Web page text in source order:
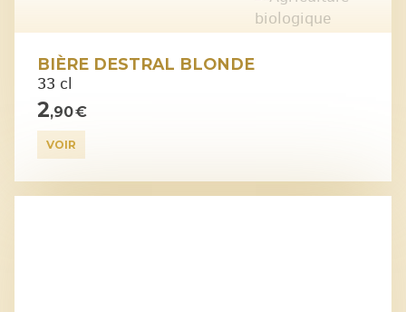
BIÈRE DESTRAL BLONDE
33 cl
2,90 €
VOIR